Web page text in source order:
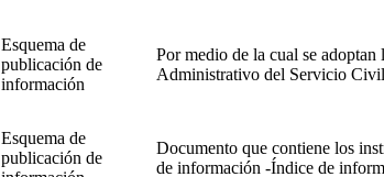
Esquema de
publicación de
información
Por medio de la cual se
Administrativo del Servicio
Esquema de
publicación de
Documento que contiene los
de información -Índice de